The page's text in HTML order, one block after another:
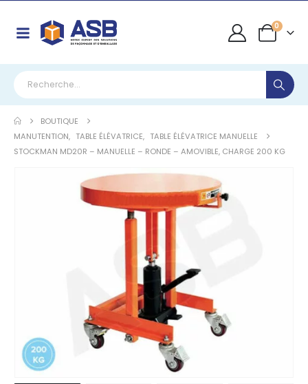
0
BOUTIQUE
MANUTENTION, TABLE ÉLÉVATRICE, TABLE ÉLÉVATRICE MANUELLE
STOCKMAN MD20R – MANUELLE – RONDE – AMOVIBLE, CHARGE 200 KG